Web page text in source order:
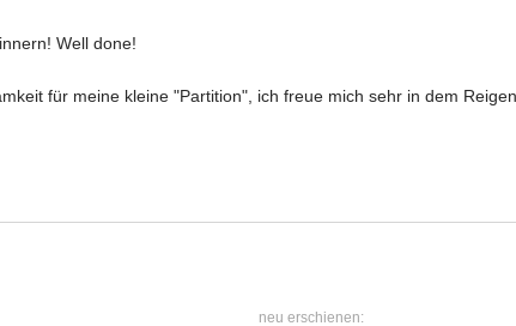
Well done!
für meine kleine "Partition", ich freue mich sehr in dem
neu erschienen: